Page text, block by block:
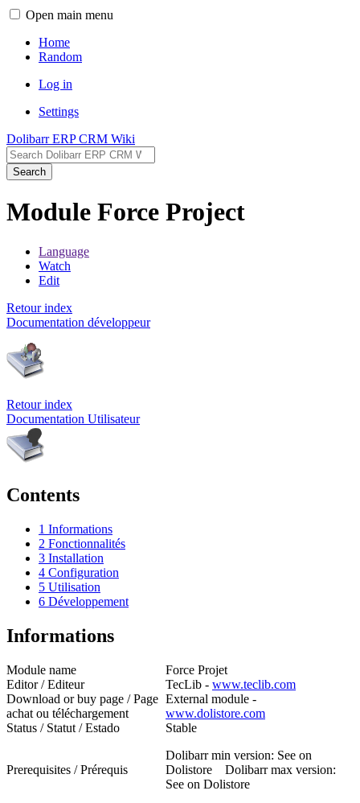
Open main menu
Home
Random
Log in
Settings
Dolibarr ERP CRM Wiki
Search
Module Force Project
Language
Watch
Edit
Retour index
Documentation développeur
Retour index
Documentation Utilisateur
Contents
1 Informations
2 Fonctionnalités
3 Installation
4 Configuration
5 Utilisation
6 Développement
Informations
Module name
Force Projet
Editor / Editeur
TecLib - www.teclib.com
Download or buy page / Page
achat ou téléchargement
External module -
www.dolistore.com
Status / Statut / Estado
Stable
Prerequisites / Prérequis
Dolibarr min version: See on
Dolistore Dolibarr max version:
See on Dolistore